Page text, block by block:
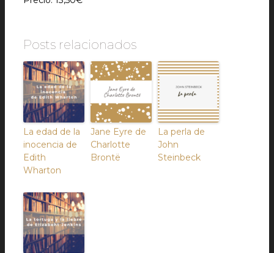
Posts relacionados
La edad de la
inocencia de
Edith
Wharton
Jane Eyre de
Charlotte
Brontë
La perla de
John
Steinbeck